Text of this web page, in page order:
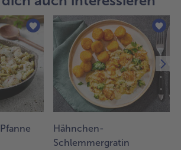
Hähnchen-
Schlemmergratin